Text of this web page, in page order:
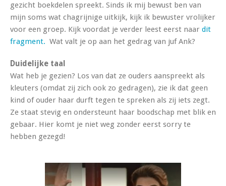
gezicht boekdelen spreekt. Sinds ik mij bewust ben van
mijn soms wat chagrijnige uitkijk, kijk ik bewuster vrolijker
voor een groep. Kijk voordat je verder leest eerst naar dit
fragment. Wat valt je op aan het gedrag van juf Ank?
Duidelijke taal
Wat heb je gezien? Los van dat ze ouders aanspreekt als
kleuters (omdat zij zich ook zo gedragen), zie ik dat geen
kind of ouder haar durft tegen te spreken als zij iets zegt.
Ze staat stevig en ondersteunt haar boodschap met blik en
gebaar. Hier komt je niet weg zonder eerst sorry te
hebben gezegd!